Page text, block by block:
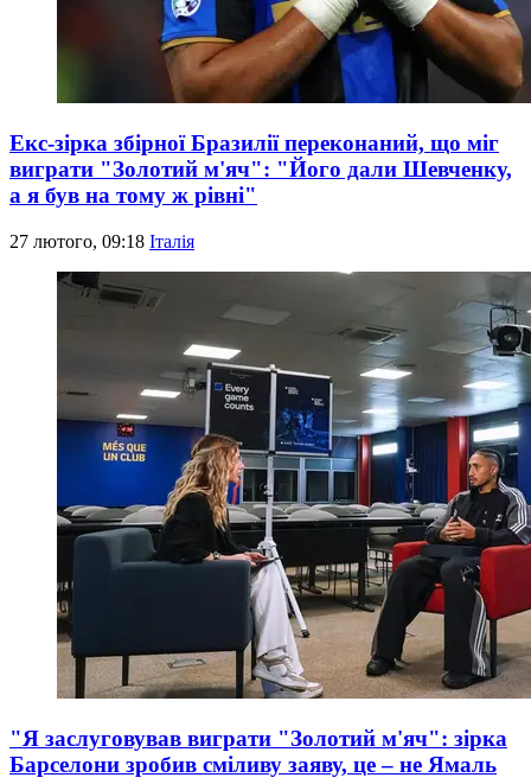
Екс-зірка збірної Бразилії переконаний, що міг
виграти "Золотий м'яч": "Його дали Шевченку,
а я був на тому ж рівні"
27 лютого, 09:18 Італія
"Я заслуговував виграти "Золотий м'яч": зірка
Барселони зробив сміливу заяву, це – не Ямаль